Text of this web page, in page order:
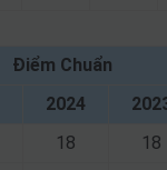
Điểm Chuẩn
2024
18
18